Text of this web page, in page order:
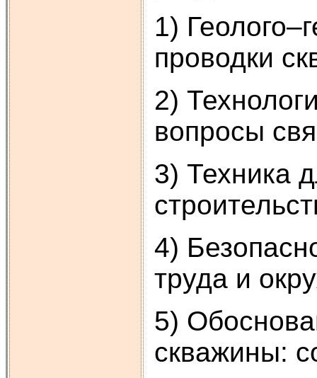
1)
проводки
2)
вопросы
3) Техника
4)
труда и
5)
скважины: